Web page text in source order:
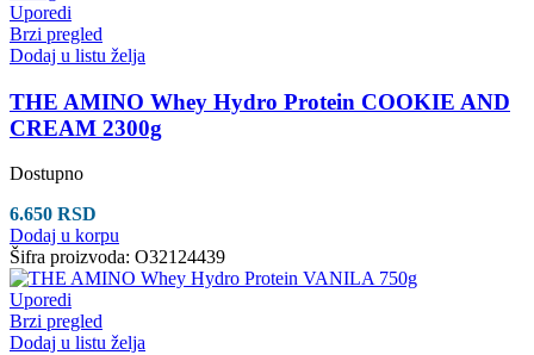
Uporedi
Brzi pregled
Dodaj u listu želja
THE AMINO Whey Hydro Protein COOKIE AND
CREAM 2300g
Dostupno
6.650 RSD
Dodaj u korpu
Šifra proizvoda: O32124439
Uporedi
Brzi pregled
Dodaj u listu želja